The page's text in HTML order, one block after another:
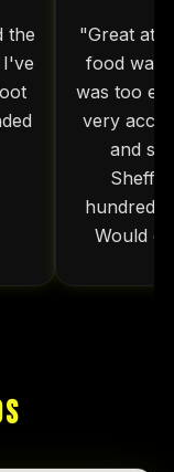
the
"Great
food was
was too
very
and
hundred
Would